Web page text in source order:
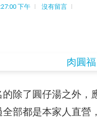
下午 沒有留言
除了圓仔湯之外，
部都是本家人直營